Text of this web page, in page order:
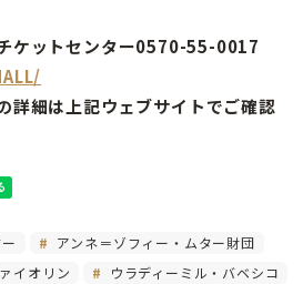
ケットセンター0570-55-0017
詳細は上記ウェブサイトでご確認
アンネ＝ゾフィー・ムター財団
イオリン
ウラディーミル・バベシコ